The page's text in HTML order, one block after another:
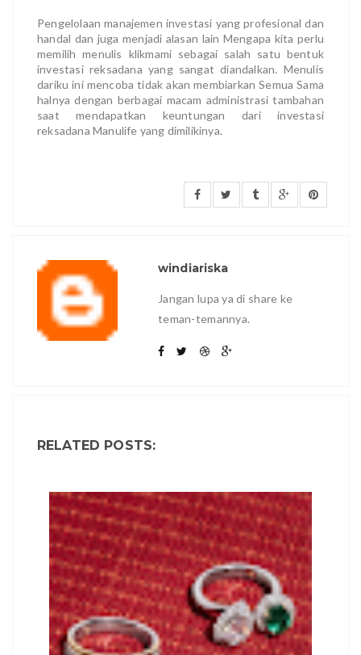
Pengelolaan manajemen investasi yang profesional dan
handal dan juga menjadi alasan lain Mengapa kita perlu
memilih menulis klikmami sebagai salah satu bentuk
investasi reksadana yang sangat diandalkan. Menulis
dariku ini mencoba tidak akan membiarkan Semua Sama
halnya dengan berbagai macam administrasi tambahan
saat mendapatkan keuntungan dari investasi
reksadana Manulife yang dimilikinya.
windiariska
Jangan lupa ya di share ke
teman-temannya.
RELATED POSTS: